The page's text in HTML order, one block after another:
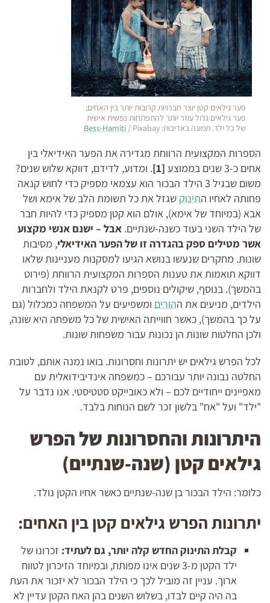
פער גילאים קטן יוצר חברויות קרובות יותר בין האחים;
פער גילאים גדול עוזר יותר להתפתחות נפשית אישית
של כל ילד. תמונה באדיבות:
Bess-Hamiti / Pixabay
הספרות המקצועית הרווחת מגדירה את הפער האידיאלי בין
אחים כ-3 שנים בממוצע
[1]
. ומדוע, לדידם, דווקא שלוש שנים?
משום שבגיל 3 הילד הבכור הוא עצמאי מספיק כדי לחוש קנאה
פחותה לאחיו התינוק שגזל את כל תשומת הלב של אימא ושל
אבא (במיוחד של אימא), אולם הוא קטן מספיק כדי להיות חבר
של הילד השני בעוד כשנה-שנתיים. אבל – ישנם אנשי מקצוע
אשר מטילים ספק בהגדרה זו של הפער האידיאלי, מסיבות
שונות. מחקרים שנעשו בנושא הגיעו למסקנות מעניינות שלאו
דווקא תואמות את טענות הספרות המקצועית הרווחת (פירוט
בהמשך). בנוסף, שיקולים נוספים, פרט לקנאת הילד ולחברות
הילדים, מניעים את ההורים ומשפיעים על המשפחה כמכלול (גם
על כך בהמשך), כאשר חווייתה האישית של כל משפחה היא שונה,
ולכן החלטות שונות הן נכונות עבור משפחות שונות.
לכל הפרש גילאים יש יתרונות וחסרונות. בואו נמנה אותם, לטובת
החלטה נבונה יותר עבורכם – כמשפחה אינדיבידואלית עם
מאפיינים ייחודיים לכם – ולא כאובייקט סטטיסטי. אנו נדבר על
"ילד" ועל "אח" בלשון זכר לשם הנוחות בלבד.
היתרונות והחסרונות של הפרש
גילאים קטן (שנה-שנתיים)
כלומר: הילד הבכור בן שנה-שנתיים כאשר אחיו הקטן נולד.
יתרונות הפרש גילאים קטן בין האחים:
קבלת התינוק החדש קלה יותר, גם לעתיד: זכרונו של
ילד הקטן מ-3 שנים אינו מפותח, ובמיוחד הזיכרון לטווח
ארוך. עניין זה מוביל לכך כי הילד הבכור לא יזכור את העת
בה היה קיים לבדו, בשלוש השנים בהן האח הקטן עדיין לא